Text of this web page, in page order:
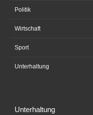
Politik
Wirtschaft
Sport
Unterhaltung
Unterhaltung